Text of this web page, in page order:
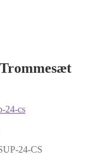
24-CS